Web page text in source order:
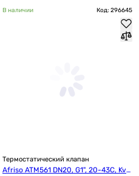
В наличии Код: 296645
Термостатический клапан
Afriso ATM561 DN20, G1", 20-43C, Kvs